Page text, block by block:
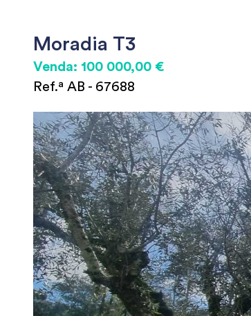
Moradia T3
Venda: 100 000,00 €
Ref.ª AB - 67688